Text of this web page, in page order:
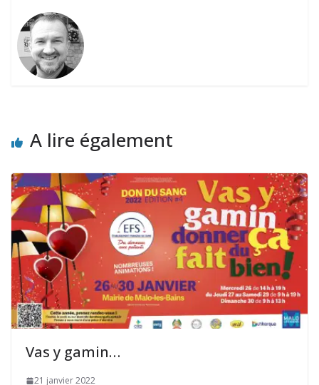
A lire également
Vas y gamin…
21 janvier 2022